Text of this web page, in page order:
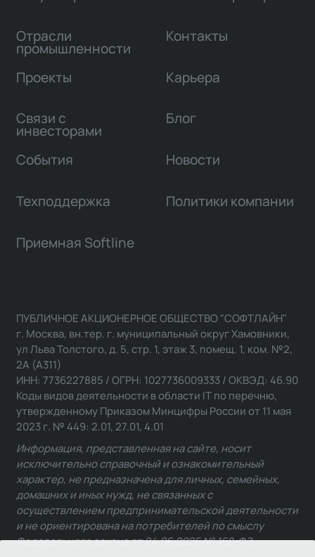
Отрасли
промышленности
Проекты
Связи с
инвесторами
Контакты
Карьера
Блог
События Новости
Техподдержка Политики компании
Приемная Softline
ПУБЛИЧНОЕ АКЦИОНЕРНОЕ ОБЩЕСТВО "СОФТЛАЙН"
г. Москва, вн.тер. г. муниципальный округ Хамовники,
ул Льва Толстого, д. 5, стр. 1, этаж 3, помещ. 1, ком. №2,
2А (А311)
ИНН: 7736227885 / ОГРН: 1027736009333 / ОКВЭД: 46.90
Коды видов деятельности в области IT по перечню,
утвержденному Приказом Минцифры России от 11 мая
2023 г. № 449: 2.01, 27.01, 4.01
Информация, представленная на сайте, носит
исключительно справочный и ознакомительный
характер, не предназначена для личных, семейных,
домашних и иных нужд, не связанных с
осуществлением предпринимательской деятельности
и не ориентирована на потребителей по смыслу
Федерального закона от 24.06.2025 № 168-ФЗ.